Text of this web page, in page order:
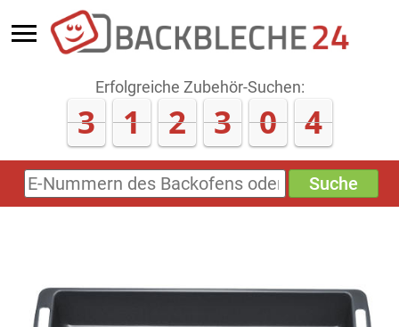
Erfolgreiche Zubehör-Suchen:
3 1 2 3 0 4
E-
Nummern
Sonderzeichen)
Suche